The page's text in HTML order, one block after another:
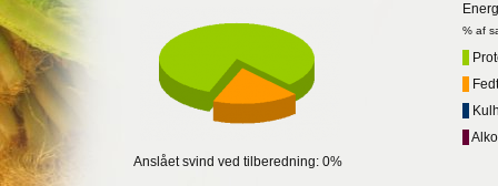
% af
Anslået svind ved tilberedning: 0%